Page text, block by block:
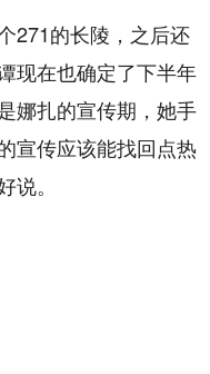
271的长陵，之后还
现在也确定了下半年
娜扎的宣传期，她手
宣传应该能找回点热
。